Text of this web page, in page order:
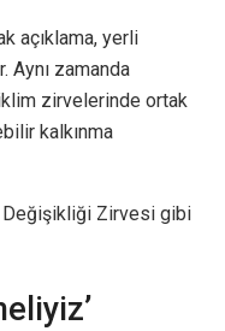
açıklama, yerli
Aynı zamanda
zirvelerinde ortak
kalkınma
Zirvesi gibi